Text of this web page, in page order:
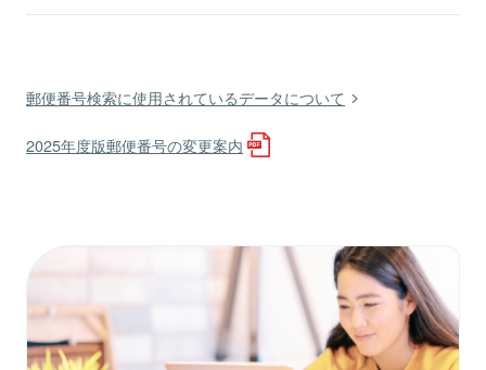
郵便番号検索に使用されているデータについて
2025年度版郵便番号の変更案内